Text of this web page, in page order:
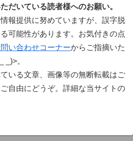
だいている読者様へのお願い。
報提供に努めていますが、誤字脱
可能性があります。お気付きの点
い合わせコーナーからご指摘いた
_)>。
いる文章、画像等の無断転載はご
自由にどうぞ。詳細な当サイトの